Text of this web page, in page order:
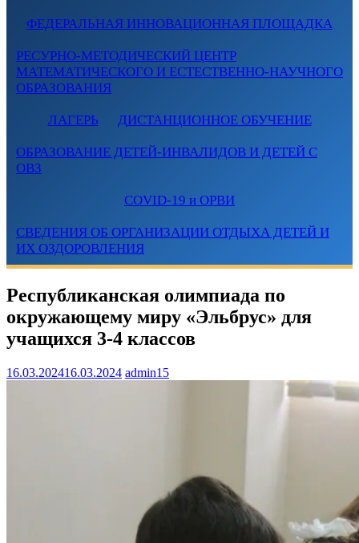
ФЕДЕРАЛЬНАЯ ИННОВАЦИОННАЯ ПЛОЩАДКА
РЕСУРНО-МЕТОДИЧЕСКИЙ ЦЕНТР
МАТЕМАТИЧЕСКОГО И ЕСТЕСТВЕННО-НАУЧНОГО
ОБРАЗОВАНИЯ
ЛАГЕРЬ ДИСТАНЦИОННОЕ ОБУЧЕНИЕ
ОБРАЗОВАНИЕ ДЕТЕЙ-ИНВАЛИДОВ И ДЕТЕЙ С
ОВЗ
COVID-19 и ОРВИ
СВЕДЕНИЯ ОБ ОРГАНИЗАЦИИ ОТДЫХА ДЕТЕЙ И
ИХ ОЗДОРОВЛЕНИЯ
Республиканская олимпиада по
окружающему миру «Эльбрус» для
учащихся 3-4 классов
16.03.202416.03.2024 admin15